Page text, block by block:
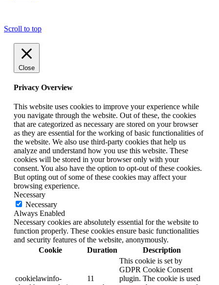
Scroll to top
Close
Privacy Overview
This website uses cookies to improve your experience while
you navigate through the website. Out of these, the cookies
that are categorized as necessary are stored on your browser
as they are essential for the working of basic functionalities of
the website. We also use third-party cookies that help us
analyze and understand how you use this website. These
cookies will be stored in your browser only with your
consent. You also have the option to opt-out of these cookies.
But opting out of some of these cookies may affect your
browsing experience.
Necessary
Necessary
Always Enabled
Necessary cookies are absolutely essential for the website to
function properly. These cookies ensure basic functionalities
and security features of the website, anonymously.
Cookie
Duration Description
cookielawinfo-
11
This cookie is set by
GDPR Cookie Consent
plugin. The cookie is used